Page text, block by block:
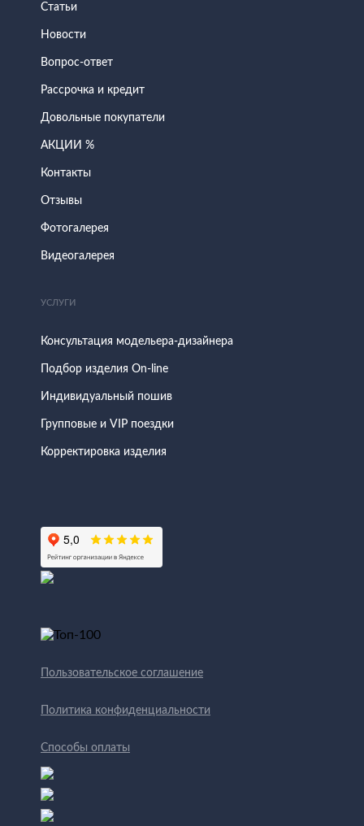
Статьи
Новости
Вопрос-ответ
Рассрочка и кредит
Довольные покупатели
АКЦИИ %
Контакты
Отзывы
Фотогалерея
Видеогалерея
УСЛУГИ
Консультация модельера-дизайнера
Подбор изделия On-line
Индивидуальный пошив
Групповые и VIP поездки
Корректировка изделия
Пользовательское соглашение
Политика конфиденциальности
Способы оплаты